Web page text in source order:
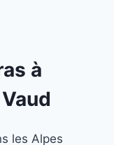
à
les Alpes